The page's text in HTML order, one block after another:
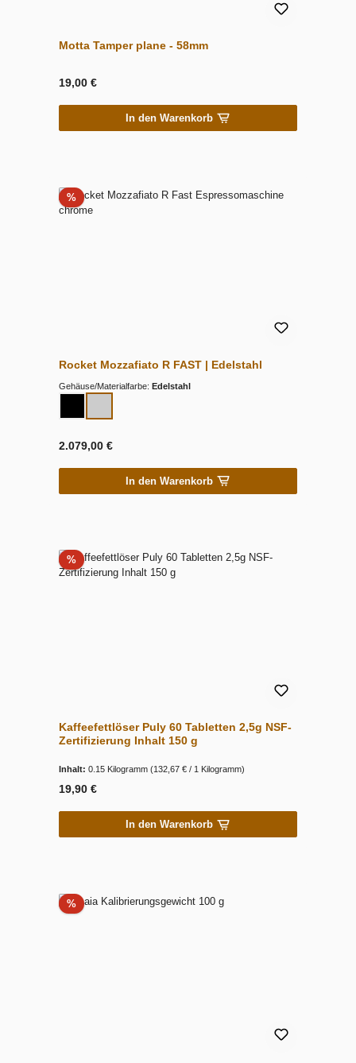
Motta Tamper plane - 58mm
19,00 €
In den Warenkorb
%Rabatt
Rocket Mozzafiato R FAST | Edelstahl
Gehäuse/Materialfarbe: Edelstahl
2.079,00 €
In den Warenkorb
%Rabatt
Kaffeefettlöser Puly 60 Tabletten 2,5g NSF-
Zertifizierung Inhalt 150 g
Inhalt: 0.15 Kilogramm (132,67 € / 1 Kilogramm)
19,90 €
In den Warenkorb
%Rabatt